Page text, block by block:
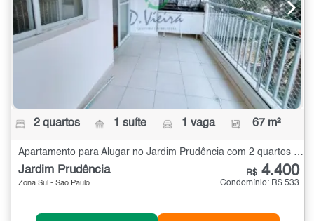
2 quartos 1 suíte 1 vaga 67 m²
Apartamento para Alugar no Jardim Prudência com 2 quartos - 67 m²
Jardim Prudência
Zona Sul - São Paulo
R$ 4.400
Condomínio: R$ 533